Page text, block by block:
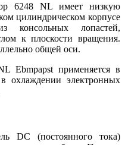
6248 NL имеет низкую
цилиндрическом корпусе
консольных лопастей,
к плоскости вращения.
общей оси.
Ebmpapst применяется в
охлаждении электронных
DC (постоянного тока)